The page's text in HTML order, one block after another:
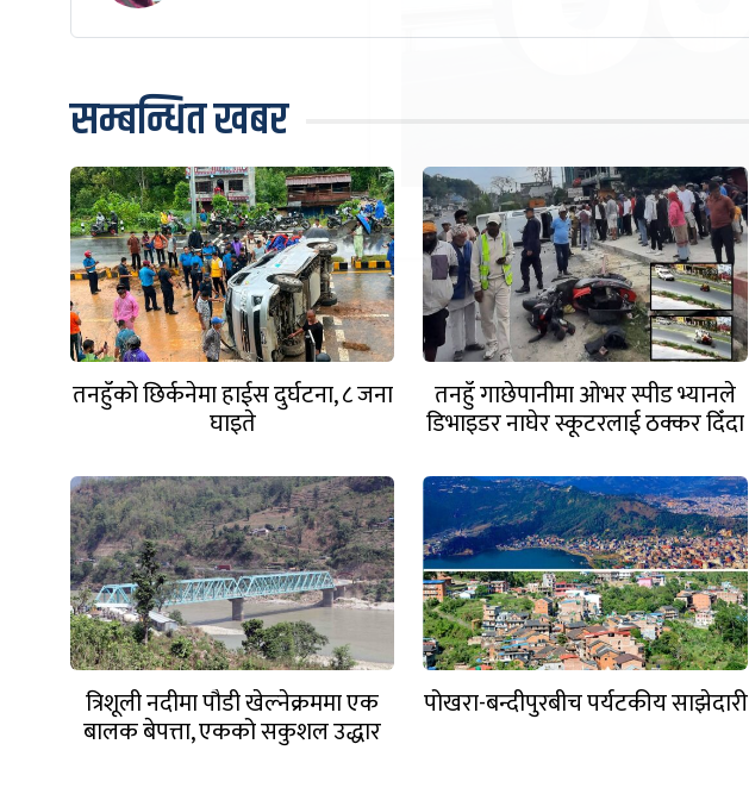
सम्बन्धित खबर
तनहुँको छिर्कनेमा हाईस दुर्घटना, ८ जना
घाइते
तनहुँ गाछेपानीमा ओभर स्पीड भ्यानले
डिभाइडर नाघेर स्कूटरलाई ठक्कर दिँदा
दुईको मृत्यु
त्रिशूली नदीमा पौडी खेल्नेक्रममा एक
बालक बेपत्ता, एकको सकुशल उद्धार
पोखरा-बन्दीपुरबीच पर्यटकीय साझेदारी